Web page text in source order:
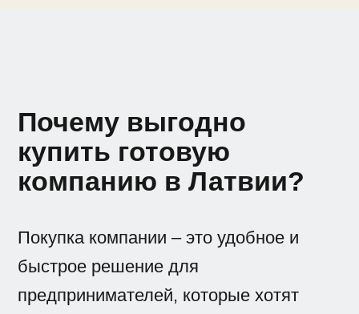
Почему выгодно
купить готовую
компанию в Латвии?
Покупка компании – это удобное и
быстрое решение для
предпринимателей, которые хотят